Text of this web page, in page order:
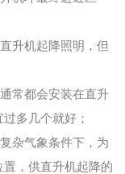
升机起降照明，但
常都会安装在直升
多几个就好；
杂气象条件下，为
，供直升机起降的